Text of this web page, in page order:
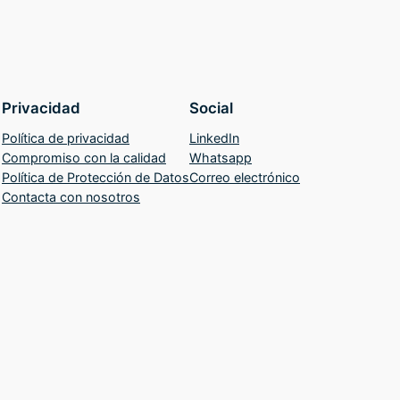
Privacidad
Política de privacidad
Compromiso con la calidad
Política de Protección de Datos
Contacta con nosotros
Social
LinkedIn
Whatsapp
Correo electrónico